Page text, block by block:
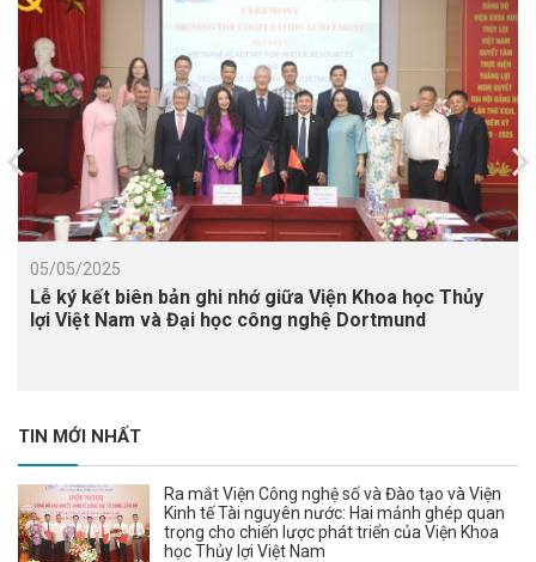
05/05/2025
Lễ ký kết biên bản ghi nhớ giữa Viện Khoa học Thủy
lợi Việt Nam và Đại học công nghệ Dortmund
TIN MỚI NHẤT
Ra mắt Viện Công nghệ số và Đào tạo và Viện
Kinh tế Tài nguyên nước: Hai mảnh ghép quan
trọng cho chiến lược phát triển của Viện Khoa
học Thủy lợi Việt Nam